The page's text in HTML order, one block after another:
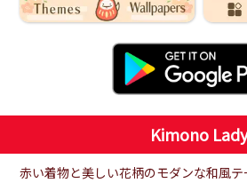
Kimono Lady
赤い着物と美しい花柄のモダンな和風